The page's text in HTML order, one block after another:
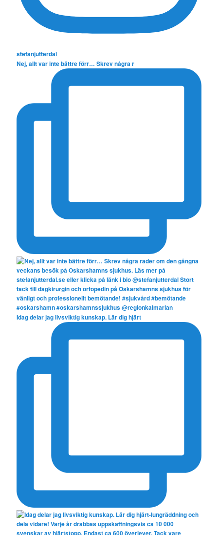
stefanjutterdal
Nej, allt var inte bättre förr… Skrev några r
Idag delar jag livsviktig kunskap. Lär dig hjärt